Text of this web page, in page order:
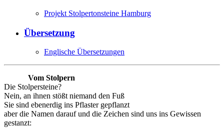
Projekt Stolpertonsteine Hamburg
Übersetzung
Englische Übersetzungen
Vom Stolpern
Die Stolpersteine?
Nein, an ihnen stößt niemand den Fuß
Sie sind ebenerdig ins Pflaster gepflanzt
aber die Namen darauf und die Zeichen sind uns ins Gewissen
gestanzt: